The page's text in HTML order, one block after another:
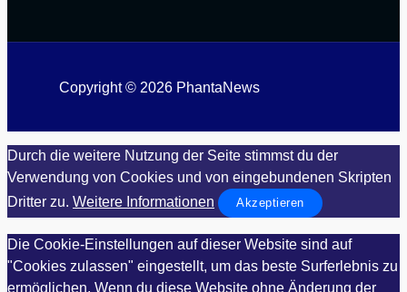
Copyright © 2026 PhantaNews
Durch die weitere Nutzung der Seite stimmst du der
Verwendung von Cookies und von eingebundenen Skripten
Dritter zu. Weitere Informationen Akzeptieren
Die Cookie-Einstellungen auf dieser Website sind auf
"Cookies zulassen" eingestellt, um das beste Surferlebnis zu
ermöglichen. Wenn du diese Website ohne Änderung der